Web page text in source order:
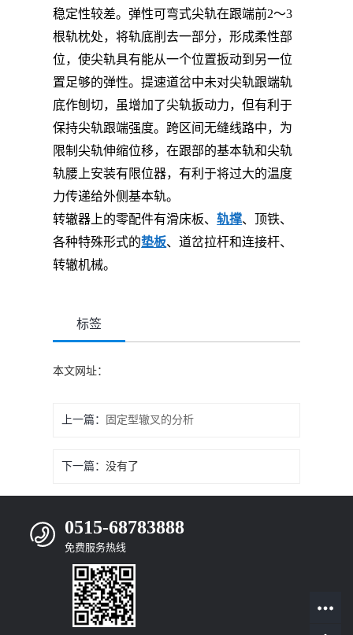
稳定性较差。弹性可弯式尖轨在跟端前2～3
根轨枕处，将轨底削去一部分，形成柔性部
位，使尖轨具有能从一个位置扳动到另一位
置足够的弹性。提速道岔中未对尖轨跟端轨
底作刨切，虽增加了尖轨扳动力，但有利于
保持尖轨跟端强度。跨区间无缝线路中，为
限制尖轨伸缩位移，在跟部的基本轨和尖轨
轨腰上安装有限位器，有利于将过大的温度
力传递给外侧基本轨。
转辙器上的零配件有滑床板、轨撑、顶铁、
各种特殊形式的垫板、道岔拉杆和连接杆、
转辙机械。
标签
本文网址：
上一篇： 固定型辙叉的分析
下一篇：没有了
0515-68783888
免费服务热线